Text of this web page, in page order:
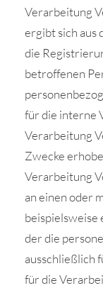
Verarbeitung
ergibt sich aus
die
betroffenen
für die interne
Verarbeitung
Zwecke
Verarbeitung
an einen oder
beispielsweise
der die
ausschließlich
für die